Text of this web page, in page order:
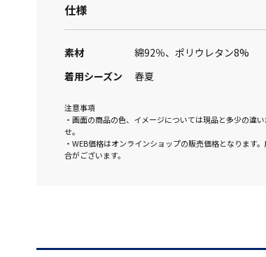
仕様
素材
綿92％、ポリウレタン8%
着用シーズン
春夏
注意事項
・画面の商品の色、イメージについては現品と多少の違
せ。
・WEB価格はオンラインショップの販売価格となります
合がございます。